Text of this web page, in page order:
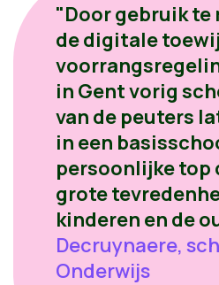
"Door gebruik te
de digitale
in Gent vorig
van de peuters
in een
persoonlijke top
grote
kinderen en de
Decruynaere,
Onderwijs